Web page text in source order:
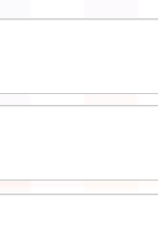
甄選)
學生
觀特色
畫」